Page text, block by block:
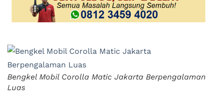
Bengkel Mobil Corolla Matic Jakarta Berpengalaman
Luas